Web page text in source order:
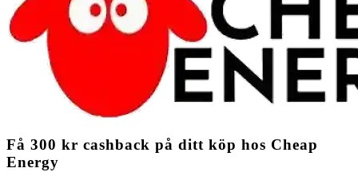
Få 300 kr cashback på ditt köp hos Cheap
Energy